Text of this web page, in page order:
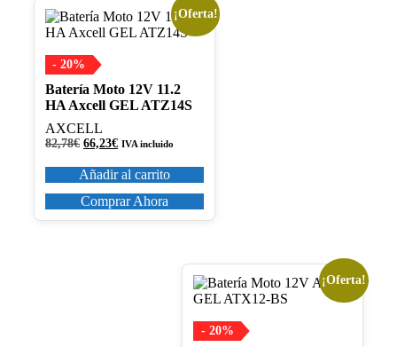
¡Oferta!
- 20%
Batería Moto 12V 11.2
HA Axcell GEL ATZ14S
AXCELL
82,78€ El
original
era:
82,78€.
66,23€El
actual
es:
66,23€.
IVA incluido
Añadir al carrito
Comprar Ahora
¡Oferta!
- 20%